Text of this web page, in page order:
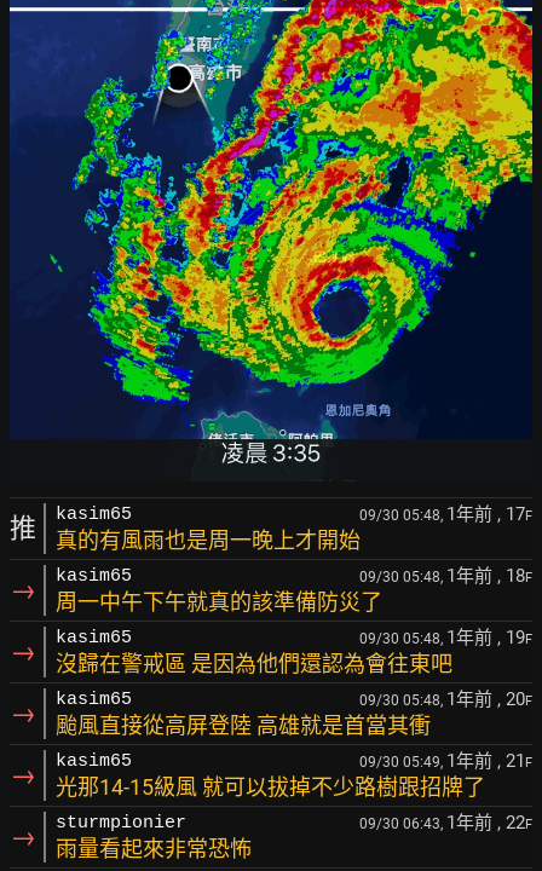
推 kasim65 09/30 05:48, 1年前 , 17F
真的有風雨也是周一晚上才開始
→ kasim65 09/30 05:48, 1年前 , 18F
周一中午下午就真的該準備防災了
→ kasim65 09/30 05:48, 1年前 , 19F
沒歸在警戒區 是因為他們還認為會往東吧
→ kasim65 09/30 05:48, 1年前 , 20F
颱風直接從高屏登陸 高雄就是首當其衝
→ kasim65 09/30 05:49, 1年前 , 21 F
光那14-15級風 就可以拔掉不少路樹跟招牌了
→ sturmpionier 09/30 06:43, 1年前 , 22F
雨量看起來非常恐怖